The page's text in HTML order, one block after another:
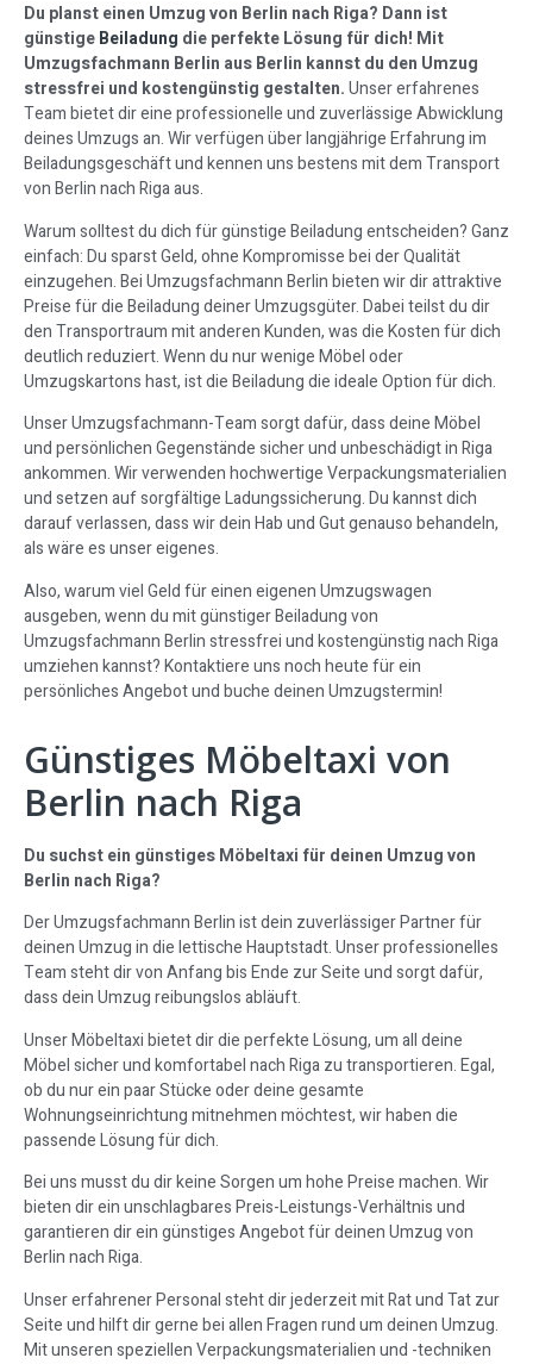
Du planst einen Umzug von Berlin nach Riga? Dann ist
günstigeBeiladung die perfekte Lösung für dich! Mit
Umzugsfachmann Berlin aus Berlin kannst du den Umzug
stressfrei und kostengünstig gestalten.Unser erfahrenes
Team bietet dir eine professionelle und zuverlässige Abwicklung
deines Umzugs an. Wir verfügen über langjährige Erfahrung im
Beiladungsgeschäft und kennen uns bestens mit dem Transport
von Berlin nach Riga aus.
Warum solltest du dich für günstige Beiladung entscheiden? Ganz
einfach: Du sparst Geld, ohne Kompromisse bei der Qualität
einzugehen. Bei Umzugsfachmann Berlin bieten wir dir attraktive
Preise für die Beiladung deiner Umzugsgüter. Dabei teilst du dir
den Transportraum mit anderen Kunden, was die Kosten für dich
deutlich reduziert. Wenn du nur wenige Möbel oder
Umzugskartons hast, ist die Beiladung die ideale Option für dich.
Unser Umzugsfachmann-Team sorgt dafür, dass deine Möbel
und persönlichen Gegenstände sicher und unbeschädigt in Riga
ankommen. Wir verwenden hochwertige Verpackungsmaterialien
und setzen auf sorgfältige Ladungssicherung. Du kannst dich
darauf verlassen, dass wir dein Hab und Gut genauso behandeln,
als wäre es unser eigenes.
Also, warum viel Geld für einen eigenen Umzugswagen
ausgeben, wenn du mit günstiger Beiladung von
Umzugsfachmann Berlin stressfrei und kostengünstig nach Riga
umziehen kannst? Kontaktiere uns noch heute für ein
persönliches Angebot und buche deinen Umzugstermin!
Günstiges Möbeltaxi von
Berlin nach Riga
Du suchst ein günstiges Möbeltaxi für deinen Umzug von
Berlin nach Riga?
Der Umzugsfachmann Berlin ist dein zuverlässiger Partner für
deinen Umzug in die lettische Hauptstadt. Unser professionelles
Team steht dir von Anfang bis Ende zur Seite und sorgt dafür,
dass dein Umzug reibungslos abläuft.
Unser Möbeltaxi bietet dir die perfekte Lösung, um all deine
Möbel sicher und komfortabel nach Riga zu transportieren. Egal,
ob du nur ein paar Stücke oder deine gesamte
Wohnungseinrichtung mitnehmen möchtest, wir haben die
passende Lösung für dich.
Bei uns musst du dir keine Sorgen um hohe Preise machen. Wir
bieten dir ein unschlagbares Preis-Leistungs-Verhältnis und
garantieren dir ein günstiges Angebot für deinen Umzug von
Berlin nach Riga.
Unser erfahrener Personal steht dir jederzeit mit Rat und Tat zur
Seite und hilft dir gerne bei allen Fragen rund um deinen Umzug.
Mit unseren speziellen Verpackungsmaterialien und -techniken